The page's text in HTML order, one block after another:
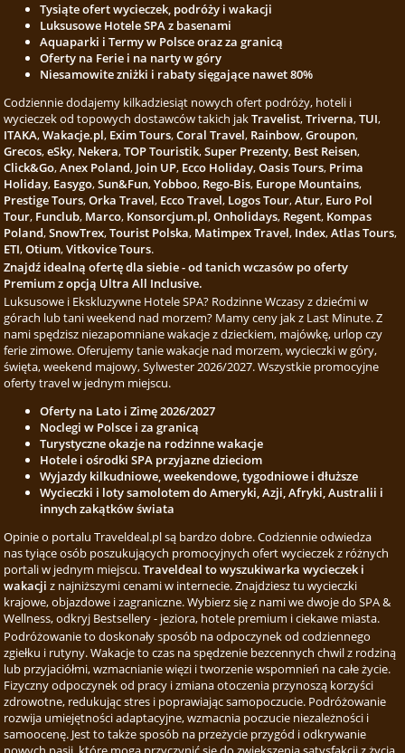
Tysiąte ofert wycieczek, podróży i wakacji
Luksusowe Hotele SPA z basenami
Aquaparki i Termy w Polsce oraz za granicą
Oferty na Ferie i na narty w góry
Niesamowite zniżki i rabaty sięgające nawet 80%
Codziennie dodajemy kilkadziesiąt nowych ofert podróży, hoteli i
wycieczek od topowych dostawców takich jakTravelist,Triverna,TUI,
ITAKA,Wakacje.pl, Exim Tours,Coral Travel, Rainbow,Groupon,
Grecos,eSky, Nekera,TOP Touristik,Super Prezenty, Best Reisen,
Click&Go,Anex Poland, Join UP, Ecco Holiday,Oasis Tours, Prima
Holiday, Easygo,Sun&Fun,Yobboo, Rego-Bis, Europe Mountains,
Prestige Tours,Orka Travel, Ecco Travel, Logos Tour,Atur, Euro Pol
Tour, Funclub, Marco, Konsorcjum.pl,Onholidays, Regent, Kompas
Poland,SnowTrex,Tourist Polska, Matimpex Travel, Index,Atlas Tours,
ETI,Otium,Vitkovice Tours.
Znajdź idealną ofertę dla siebie - od tanich wczasów po oferty
Premium z opcją Ultra All Inclusive.
Luksusowe i Ekskluzywne Hotele SPA? Rodzinne Wczasy z dziećmi w
górach lub tani weekend nad morzem? Mamy ceny jak z Last Minute. Z
nami spędzisz niezapomniane wakacje z dzieckiem, majówkę, urlop czy
ferie zimowe. Oferujemy tanie wakacje nad morzem, wycieczki w góry,
święta, weekend majowy, Sylwester 2026/2027. Wszystkie promocyjne
oferty travel w jednym miejscu.
Oferty na Lato i Zimę 2026/2027
Noclegi w Polsce i za granicą
Turystyczne okazje na rodzinne wakacje
Hotele i ośrodki SPA przyjazne dzieciom
Wyjazdy kilkudniowe, weekendowe, tygodniowe i dłuższe
Wycieczki i loty samolotem do Ameryki, Azji, Afryki, Australii i
innych zakątków świata
Opinie o portalu Traveldeal.pl są bardzo dobre. Codziennie odwiedza
nas tyiące osób poszukujących promocyjnych ofert wycieczek z różnych
portali w jednym miejscu.Traveldeal to wyszukiwarka wycieczek i
wakacji z najniższymi cenami w internecie. Znajdziesz tu wycieczki
krajowe, objazdowe i zagraniczne. Wybierz się z nami we dwoje do SPA &
Wellness, odkryj Bestsellery - jeziora, hotele premium i ciekawe miasta.
Podróżowanie to doskonały sposób na odpoczynek od codziennego
zgiełku i rutyny. Wakacje to czas na spędzenie bezcennych chwil z rodziną
lub przyjaciółmi, wzmacnianie więzi i tworzenie wspomnień na całe życie.
Fizyczny odpoczynek od pracy i zmiana otoczenia przynoszą korzyści
zdrowotne, redukując stres i poprawiając samopoczucie. Podróżowanie
rozwija umiejętności adaptacyjne, wzmacnia poczucie niezależności i
samoocenę. Jest to także sposób na przeżycie przygód i odkrywanie